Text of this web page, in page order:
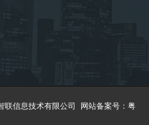
联信息技术有限公司 网站备案号：粤